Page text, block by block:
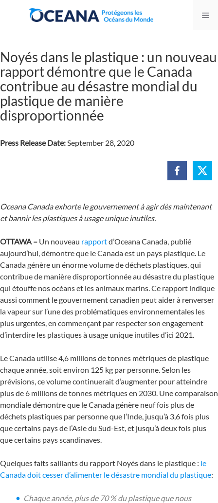
Noyés dans le plastique : un nouveau
rapport démontre que le Canada
contribue au désastre mondial du
plastique de manière
disproportionnée
Press Release Date:September 28, 2020
Oceana Canada exhorte le gouvernement à agir dès maintenant
et bannir les plastiques à usage unique inutiles.
OTTAWA – Un nouveau rapportd’Oceana Canada, publié
aujourd’hui, démontre que le Canada est un pays plastique. Le
Canada génère un énorme volume de déchets plastiques, qui
contribue de manière disproportionnée au désastre du plastique
qui étouffe nos océans et les animaux marins. Ce rapport indique
aussi comment le gouvernement canadien peut aider à renverser
la vapeur sur l’une des problématiques environnementales les
plus urgentes, en commençant par respecter son engagement
d’interdire les plastiques à usage unique inutiles d’ici 2021.
Le Canada utilise 4,6 millions de tonnes métriques de plastique
chaque année, soit environ 125 kg par personne. Selon les
prévisions, ce volume continuerait d’augmenter pour atteindre
plus de 6 millions de tonnes métriques en 2030. Une comparaison
mondiale démontre que le Canada génère neuf fois plus de
déchets plastiques par personne que l’Inde, jusqu’à 3,6 fois plus
que certains pays de l’Asie du Sud-Est, et jusqu’à deux fois plus
que certains pays scandinaves.
Quelques faits saillants du rapport Noyés dans le plastique : le
Canada doit cesser d’alimenter le désastre mondial du plastique:
Chaque année, plus de 70 % du plastique que nous